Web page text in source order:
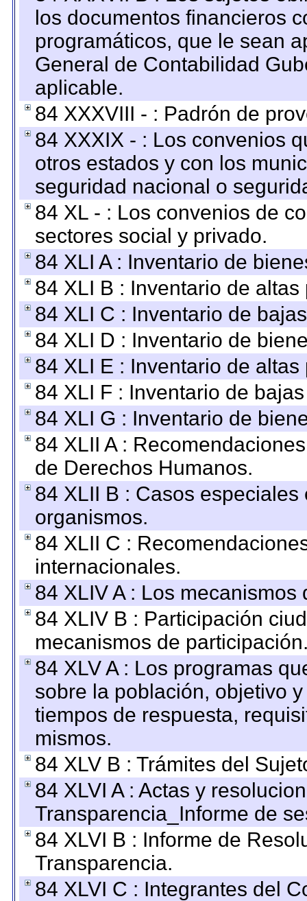
los documentos financieros
programáticos, que le sean
General de Contabilidad
aplicable.
84 XXXVIII - : Padrón de
84 XXXIX - : Los convenios
otros estados y con los
seguridad nacional o
84 XL - : Los convenios de
sectores social y privado.
84 XLI A : Inventario de
84 XLI B : Inventario de
84 XLI C : Inventario de
84 XLI D : Inventario de
84 XLI E : Inventario de
84 XLI F : Inventario de
84 XLI G : Inventario de
84 XLII A :
de Derechos Humanos.
84 XLII B : Casos
organismos.
84 XLII C :
internacionales.
84 XLIV A : Los
84 XLIV B : Participación
mecanismos de
84 XLV A : Los programas
sobre la población, objetivo
tiempos de respuesta,
mismos.
84 XLV B : Trámites del
84 XLVI A : Actas y
Transparencia_Informe de
84 XLVI B : Informe de
Transparencia.
84 XLVI C : Integrantes del